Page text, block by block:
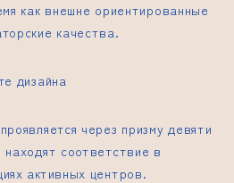
как внешне ориентированные
качества.
дизайна
через призму девяти
соответствие в
активных центров.